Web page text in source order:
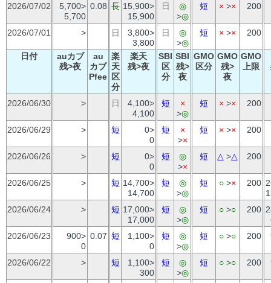
2026/07/02
5,700>
5,700
0.08 長 15,900>
15,900
日
◎
>◎
短 × >× 200
2026/07/01 > 日
3,800>
3,800
日
◎
>◎
短 × >× 200
日付
auカブ
残>夜
au
カブ
Pfee
楽
天
区
分
楽天
残>夜
SBI
区
分
SBI
残>
夜
GMO
区分
GMO
残>
夜
GMO
上限
2026/06/30 > 日
4,100>
4,100
短
×
>◎
短 × >× 200
2026/06/29 > 短
0>
0
短
×
>×
短 × >× 200
2026/06/26 > 短
0>
0
短
◎
>×
短 △ >△ 200
2026/06/25 > 短 14,700>
14,700
短
◎
>◎
短 ○ >× 200
2026/06/24
> 短 17,000>
17,000
短
◎
>◎
短 ○ >○ 200
2026/06/23
900>
0
0.07 短
1,100>
0
短
◎
>◎
短 ○ >○ 200
2026/06/22 > 短
1,100>
300
短
◎
>◎
短 ○ >○ 200